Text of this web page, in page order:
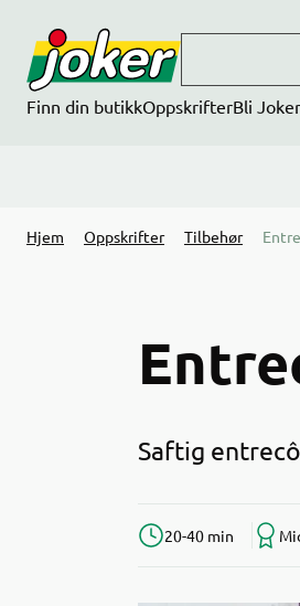
Finn din butikkOppskrifterBli
Hjem Oppskrifter Tilbehør
Saftig
20-40 min